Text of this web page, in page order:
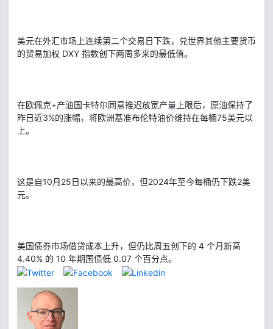
美元在外汇市场上连续第二个交易日下跌，兑世界其他主要货币
的贸易加权 DXY 指数创下两周多来的最低值。
在欧佩克+产油国卡特尔同意推迟放宽产量上限后，原油保持了
昨日近3%的涨幅，将欧洲基准布伦特油价维持在每桶75美元以
上。
这是自10月25日以来的最高价，但2024年至今每桶仍下跌2美
元。
美国债券市场借贷成本上升，但仍比周五创下的 4 个月新高
4.40% 的 10 年期国债低 0.07 个百分点。